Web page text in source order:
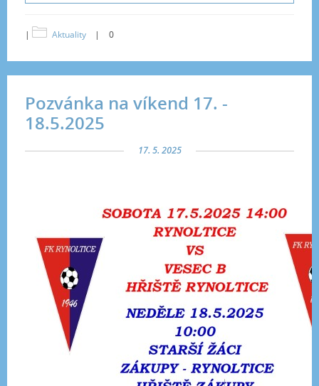
| Aktuality | 0
Pozvánka na víkend 17. -
18.5.2025
17. 5. 2025